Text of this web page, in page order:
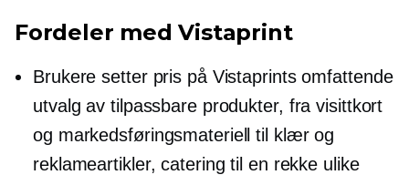
Fordeler med Vistaprint
Brukere setter pris på Vistaprints omfattende
utvalg av tilpassbare produkter, fra visittkort
og markedsføringsmateriell til klær og
reklameartikler, catering til en rekke ulike